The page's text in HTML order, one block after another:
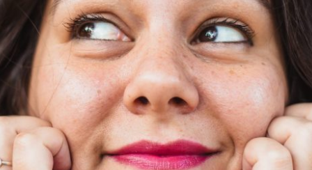
É DO MESMO TIPO DE LOUCA QUE